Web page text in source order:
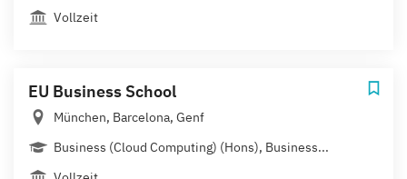
Vollzeit
EU Business School
München, Barcelona, Genf
Business (Cloud Computing) (Hons), Business...